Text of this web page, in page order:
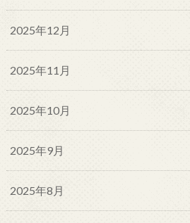
2025年12月
2025年11月
2025年10月
2025年9月
2025年8月